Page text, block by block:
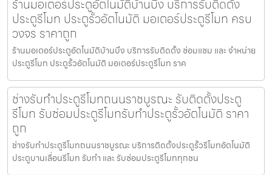
ร้านมอเตอร์ประตูอัตโนมัติบ้านบึง บริการรับติดตั้ง
ประตูรีโมท ประตูรั้วอัตโนมัติ มอเตอร์ประตูรีโมท ครบ
วงจร ราคาถูก
ร้านมอเตอร์ประตูอัตโนมัติบ้านบึง บริการรับติดตั้ง ซ่อมแซม และ จำหน่าย
ประตูรีโมท ประตูรั้วอัตโนมัติ มอเตอร์ประตูรีโมท ราค
ช่างรับทำประตูรีโมทถนนราชบูรณะ รับติดตั้งประตู
รีโมท รับซ่อมประตูรีโมทรับทำประตูรั้วอัตโนมัติ ราคา
ถูก
ช่างรับทำประตูรีโมทถนนราชบูรณะ บริการติดตั้งประตูรั้วรีโมทอัตโนมัติ
ประตูบานเลื่อนรีโมท รับทำ และ รับซ่อมประตูรีโมททุกชน